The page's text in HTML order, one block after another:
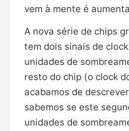
vem à mente é
A nova série de chips
tem dois sinais de
unidades de
resto do chip (o clock
acabamos de
sabemos se este
unidades de